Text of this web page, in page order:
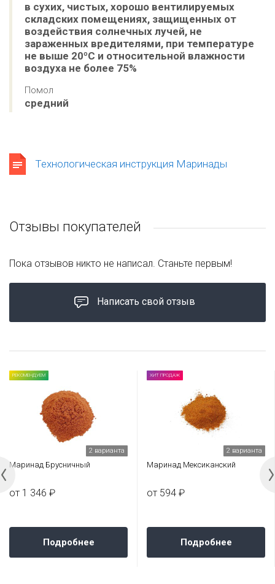
в сухих, чистых, хорошо вентилируемых
складских помещениях, защищенных от
воздействия солнечных лучей, не
зараженных вредителями, при температуре
не выше 20ºС и относительной влажности
воздуха не более 75%
Помол
средний
Технологическая инструкция Маринады
Отзывы покупателей
Написать свой отзыв
Пока отзывов никто не написал. Станьте первым!
РЕКОМЕНДУЕМ
2 варианта
Маринад Брусничный
от 1 346 ₽
Подробнее
ХИТ ПРОДАЖ
2 варианта
Маринад Мексиканский
от 594 ₽
Подробнее